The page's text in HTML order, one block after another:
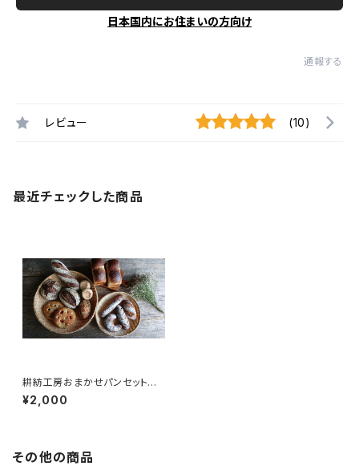
日本国内にお住まいの方向け
通報する
レビュー (10)
最近チェックした商品
耕紡工房おまかせパンセット 2
000円
¥2,000
その他の商品